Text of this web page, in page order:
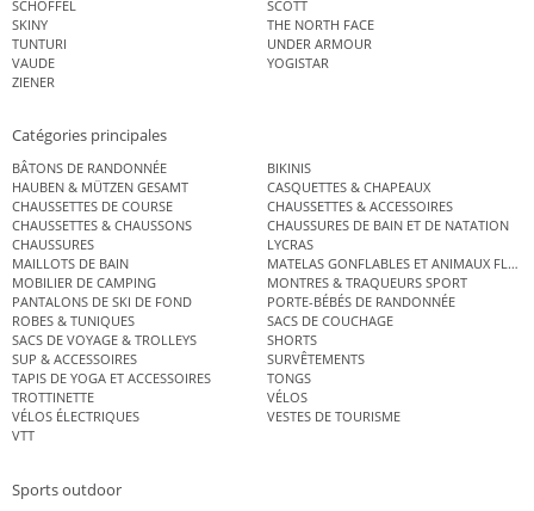
SCHÖFFEL
SCOTT
SKINY
THE NORTH FACE
TUNTURI
UNDER ARMOUR
VAUDE
YOGISTAR
ZIENER
Catégories principales
BÂTONS DE RANDONNÉE
BIKINIS
HAUBEN & MÜTZEN GESAMT
CASQUETTES & CHAPEAUX
CHAUSSETTES DE COURSE
CHAUSSETTES & ACCESSOIRES
CHAUSSETTES & CHAUSSONS
CHAUSSURES DE BAIN ET DE NATATION
CHAUSSURES
LYCRAS
MAILLOTS DE BAIN
MATELAS GONFLABLES ET ANIMAUX
MOBILIER DE CAMPING
MONTRES & TRAQUEURS SPORT
PANTALONS DE SKI DE FOND
PORTE-BÉBÉS DE RANDONNÉE
ROBES & TUNIQUES
SACS DE COUCHAGE
SACS DE VOYAGE & TROLLEYS
SHORTS
SUP & ACCESSOIRES
SURVÊTEMENTS
TAPIS DE YOGA ET ACCESSOIRES
TONGS
TROTTINETTE
VÉLOS
VÉLOS ÉLECTRIQUES
VESTES DE TOURISME
VTT
Sports outdoor